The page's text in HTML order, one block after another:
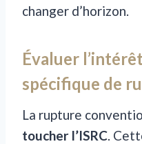
changer d’horizon.
Évaluer
spécifique de
La rupture
toucher l’ISRC.